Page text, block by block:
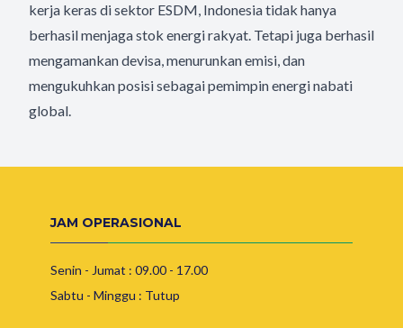
kerja keras di sektor ESDM, Indonesia tidak hanya
berhasil menjaga stok energi rakyat. Tetapi juga berhasil
mengamankan devisa, menurunkan emisi, dan
mengukuhkan posisi sebagai pemimpin energi nabati
global.
JAM OPERASIONAL
Senin - Jumat : 09.00 - 17.00
Sabtu - Minggu : Tutup